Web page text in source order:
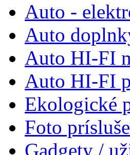
Auto -
Auto
Auto HI-FI
Auto HI-FI
Ekologické
Foto
Gadgety /